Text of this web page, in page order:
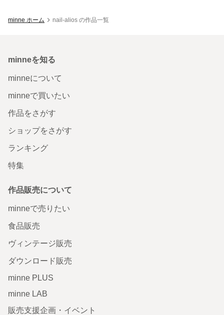
minne ホーム nail-alios の作品一覧
minneを知る
minneについて
minneで買いたい
作品をさがす
ショップをさがす
ランキング
特集
作品販売について
minneで売りたい
食品販売
ヴィンテージ販売
ダウンロード販売
minne PLUS
minne LAB
販売支援企画・イベント